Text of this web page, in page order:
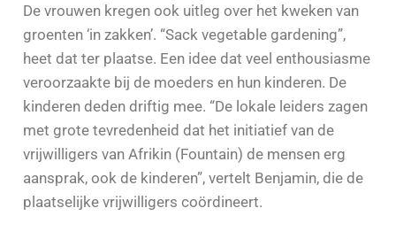
De vrouwen kregen ook uitleg over het kweken van
groenten ‘in zakken’. “Sack vegetable gardening”,
heet dat ter plaatse. Een idee dat veel enthousiasme
veroorzaakte bij de moeders en hun kinderen. De
kinderen deden driftig mee. “De lokale leiders zagen
met grote tevredenheid dat het initiatief van de
vrijwilligers van Afrikin (Fountain) de mensen erg
aansprak, ook de kinderen”, vertelt Benjamin, die de
plaatselijke vrijwilligers coördineert.